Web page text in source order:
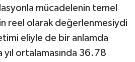
mücadelenin temel
reel olarak değerlenmesiydi
eliyle de bir anlamda
ortalamasında 36.78